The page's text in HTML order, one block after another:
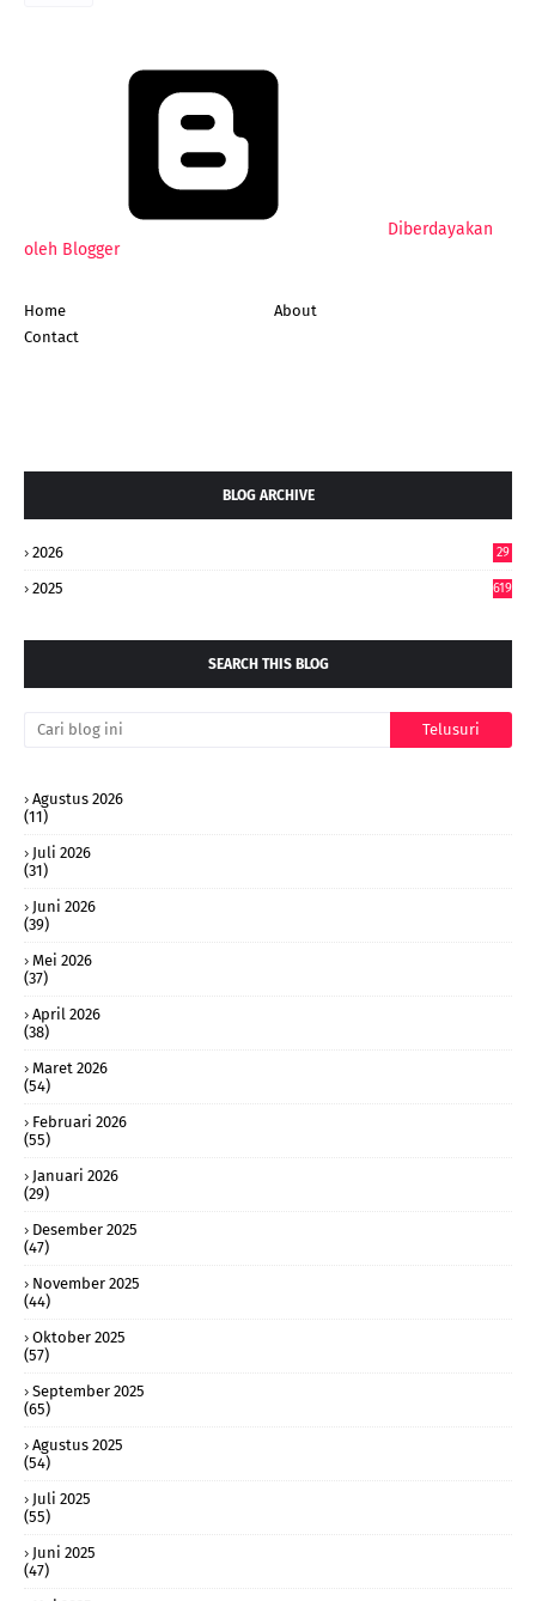
Diberdayakan
oleh Blogger
Home
About
Contact
BLOG ARCHIVE
2026
29
2025 619
SEARCH THIS BLOG
Agustus 2026
(11)
Juli 2026
(31)
Juni 2026
(39)
Mei 2026
(37)
April 2026
(38)
Maret 2026
(54)
Februari 2026
(55)
Januari 2026
(29)
Desember 2025
(47)
November 2025
(44)
Oktober 2025
(57)
September 2025
(65)
Agustus 2025
(54)
Juli 2025
(55)
Juni 2025
(47)